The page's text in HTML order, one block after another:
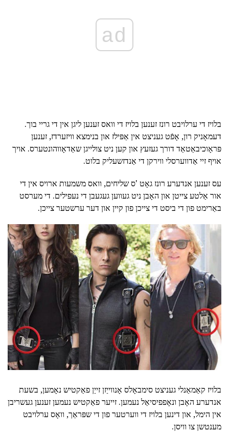
ad
בלויז די ערלויבט רונז זענען בלויז די וואס זענען ליגן אין די גריי בוך.
דעמאָניק רון, אָפֿט געניצט אין אַפּילז און בנימצא וויזערדז, זענען
פּראָוכיבאַטאַד דורך געזעץ און קען ניט צולייגן שאַדאָווהונטערס. אויך
אויף זיי אַדווערסלי ווירקן די אַנדזשעליק בלוט.
עס זענען אנדערע רונז גאָט 'ס שליחים, וואס משמעות ארויס אין די
אור אַלטע צייטן און האָבן ניט געווען געגעבן די נעפילים. די מערסט
באַרימט פון די ביסט די צייכן פון קיין און דער ערשטער צייכן.
בלויז קאַמאַנלי געניצט סימבאָלס אָנווייַזן זייַן פאַקטיש נאָמען, בשעת
אנדערע האָבן ונאָפפיסיאַל נעמען. זייער פאַקטיש נעמען זענען געשריבן
אין הימל, און דינען בלויז די ווערטער פון די שפּראַך, וואָס ערלויבט
מענטשן צו וויסן.